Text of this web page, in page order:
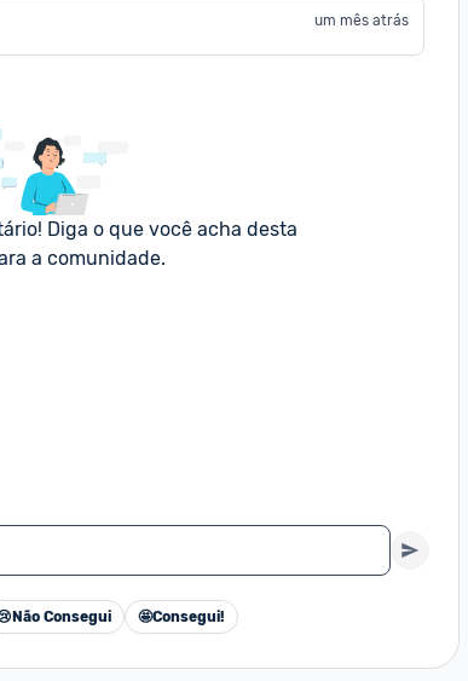
um mês atrás
Diga o que você acha desta
a comunidade.
Não Consegui 🤩Consegui!